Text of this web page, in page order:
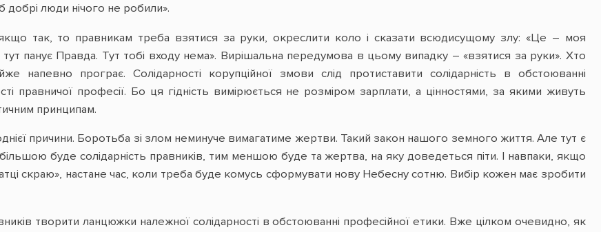
люди нічого не робили».
так, то правникам треба взятися за руки, окреслити коло і сказати всюдисущому злу: «Це – моя
панує Правда. Тут тобі входу нема». Вирішальна передумова в цьому випадку – «взятися за руки». Хто
напевно програє. Солідарності корупційної змови слід протиставити солідарність в обстоюванні
правничої професії. Бо ця гідність вимірюється не розміром зарплати, а цінностями, за якими живуть
принципам.
причини. Боротьба зі злом неминуче вимагатиме жертви. Такий закон нашого земного життя. Але тут є
буде солідарність правників, тим меншою буде та жертва, на яку доведеться піти. І навпаки, якщо
скраю», настане час, коли треба буде комусь сформувати нову Небесну сотню. Вибір кожен має зробити
творити ланцюжки належної солідарності в обстоюванні професійної етики. Вже цілком очевидно, як